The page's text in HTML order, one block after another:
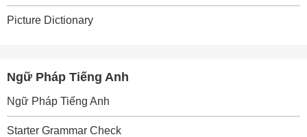
Picture Dictionary
Ngữ Pháp Tiếng Anh
Ngữ Pháp Tiếng Anh
Starter Grammar Check